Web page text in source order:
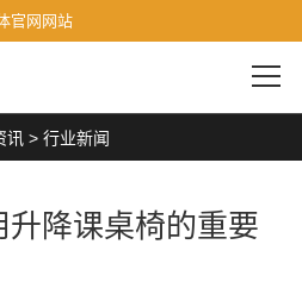
官网网站
讯 >行业新闻
降课桌椅的重要